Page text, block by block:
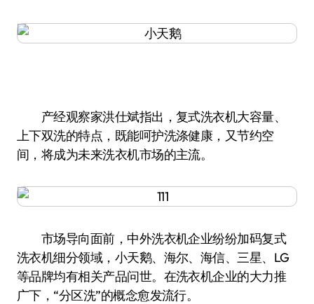
产经观察家洪仕斌指出，复式洗衣机大容量、
上下双洗的特点，既能呵护洗涤健康，又节约空
间，将成为未来洗衣机市场的主流。
市场导向面前，中外洗衣机企业纷纷加码复式
洗衣机细分领域，小天鹅、海尔、海信、三星、LG
等品牌均有相关产品问世。在洗衣机企业的大力推
广下，“分区洗”的概念愈发流行。